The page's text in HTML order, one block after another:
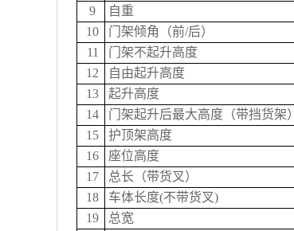
9
自重
10
门架倾角（前/后）
11
门架不起升高度
12
自由起升高度
13
起升高度
14
门架起升后最大高度（带挡货架）
15
护顶架高度
16
座位高度
17
总长（带货叉）
18
车体长度(不带货叉)
19
总宽